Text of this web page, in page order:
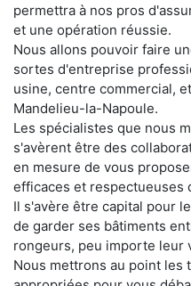
permettra à nos pros
et une opération réussie.
Nous allons pouvoir faire
sortes d'entreprise
usine, centre commercial,
Mandelieu-la-Napoule.
Les spécialistes que nous
s'avèrent être des
en mesure de vous
efficaces et respectueuses
Il s'avère être capital pour
de garder ses bâtiments
rongeurs, peu importe leur
Nous mettrons au point les